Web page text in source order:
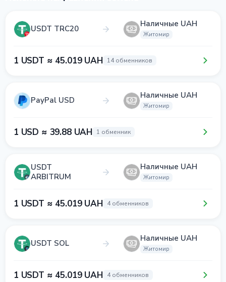
USDT TRC20 Наличные UAH
Житомир
1 USDT ≈ 45.019 UAH 14 обменников
PayPal USD Наличные UAH
Житомир
1 USD ≈ 39.88 UAH 1 обменник
USDT
ARBITRUM
Наличные UAH
Житомир
1 USDT ≈ 45.019 UAH 4 обменников
USDT SOL Наличные UAH
Житомир
1 USDT ≈ 45.019 UAH 4 обменников